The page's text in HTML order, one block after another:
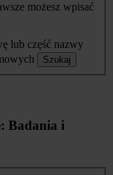
możesz wpisać
lub część nazwy
Szukaj
Badania i